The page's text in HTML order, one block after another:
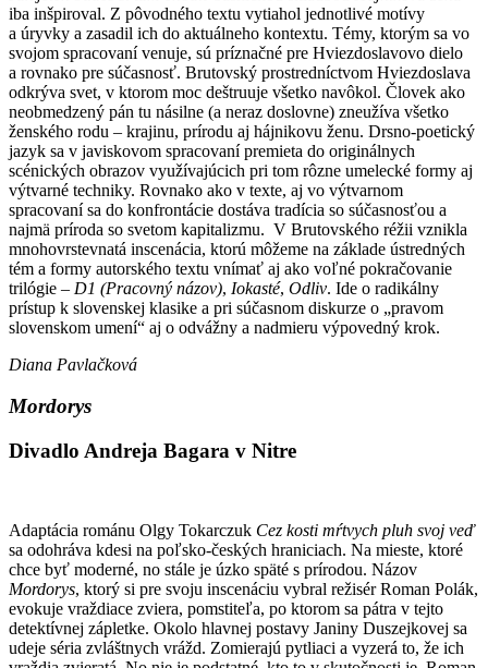
iba inšpiroval. Z pôvodného textu vytiahol jednotlivé motívy
a úryvky a zasadil ich do aktuálneho kontextu. Témy, ktorým sa vo
svojom spracovaní venuje, sú príznačné pre Hviezdoslavovo dielo
a rovnako pre súčasnosť. Brutovský prostredníctvom Hviezdoslava
odkrýva svet, v ktorom moc deštruuje všetko navôkol. Človek ako
neobmedzený pán tu násilne (a neraz doslovne) zneužíva všetko
ženského rodu – krajinu, prírodu aj hájnikovu ženu. Drsno-poetický
jazyk sa v javiskovom spracovaní premieta do originálnych
scénických obrazov využívajúcich pri tom rôzne umelecké formy aj
výtvarné techniky. Rovnako ako v texte, aj vo výtvarnom
spracovaní sa do konfrontácie dostáva tradícia so súčasnosťou a
najmä príroda so svetom kapitalizmu. V Brutovského réžii vznikla
mnohovrstevnatá inscenácia, ktorú môžeme na základe ústredných
tém a formy autorského textu vnímať aj ako voľné pokračovanie
trilógie – D1 (Pracovný názov), Iokasté, Odliv. Ide o radikálny
prístup k slovenskej klasike a pri súčasnom diskurze o „pravom
slovenskom umení“ aj o odvážny a nadmieru výpovedný krok.
Diana Pavlačková
Mordorys
Divadlo Andreja Bagara v Nitre
Adaptácia románu Olgy Tokarczuk Cez kosti mŕtvych pluh svoj veď
sa odohráva kdesi na poľsko-českých hraniciach. Na mieste, ktoré
chce byť moderné, no stále je úzko späté s prírodou. Názov
Mordorys, ktorý si pre svoju inscenáciu vybral režisér Roman Polák,
evokuje vraždiace zviera, pomstiteľa, po ktorom sa pátra v tejto
detektívnej zápletke. Okolo hlavnej postavy Janiny Duszejkovej sa
udeje séria zvláštnych vrážd. Zomierajú pytliaci a vyzerá to, že ich